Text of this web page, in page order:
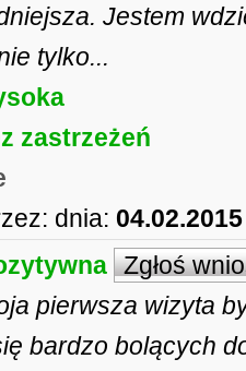
Jestem
tylko...
zastrzeżeń
dnia:
Zgłoś
pierwsza wizyta
bardzo bolących